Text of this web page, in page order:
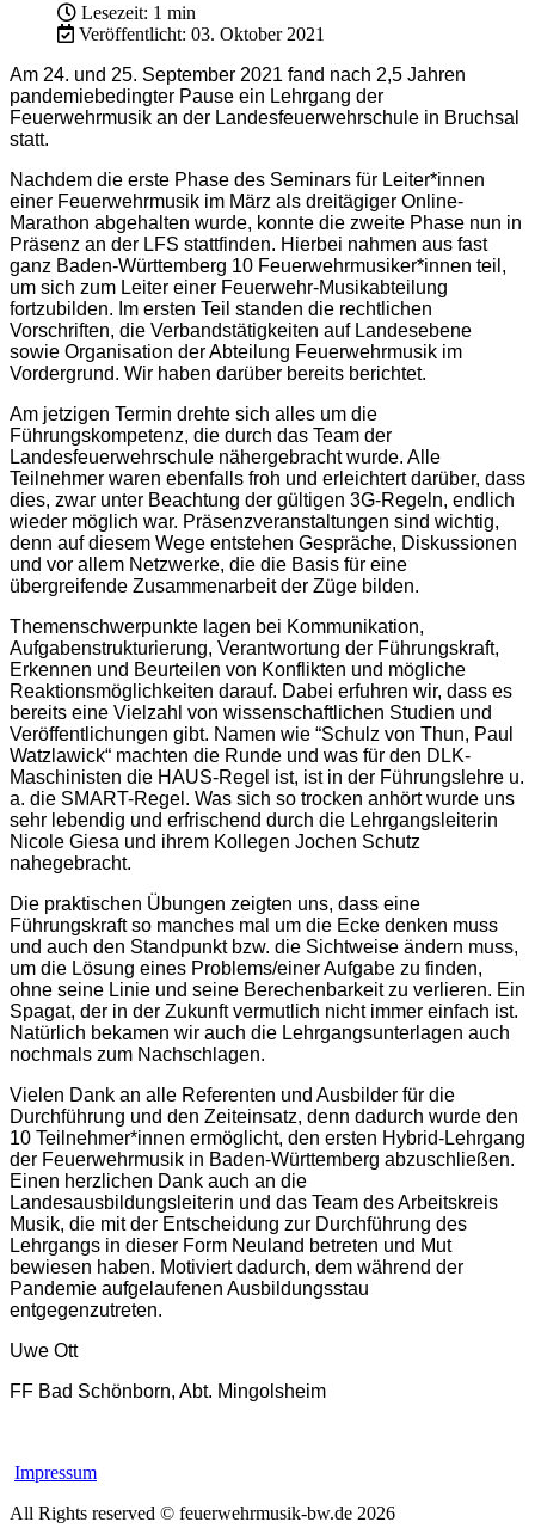
Lesezeit: 1 min
Veröffentlicht: 03. Oktober 2021
Am 24. und 25. September 2021 fand nach 2,5 Jahren
pandemiebedingter Pause ein Lehrgang der
Feuerwehrmusik an der Landesfeuerwehrschule in Bruchsal
statt.
Nachdem die erste Phase des Seminars für Leiter*innen
einer Feuerwehrmusik im März als dreitägiger Online-
Marathon abgehalten wurde, konnte die zweite Phase nun in
Präsenz an der LFS stattfinden. Hierbei nahmen aus fast
ganz Baden-Württemberg 10 Feuerwehrmusiker*innen teil,
um sich zum Leiter einer Feuerwehr-Musikabteilung
fortzubilden. Im ersten Teil standen die rechtlichen
Vorschriften, die Verbandstätigkeiten auf Landesebene
sowie Organisation der Abteilung Feuerwehrmusik im
Vordergrund. Wir haben darüber bereits berichtet.
Am jetzigen Termin drehte sich alles um die
Führungskompetenz, die durch das Team der
Landesfeuerwehrschule nähergebracht wurde. Alle
Teilnehmer waren ebenfalls froh und erleichtert darüber, dass
dies, zwar unter Beachtung der gültigen 3G-Regeln, endlich
wieder möglich war. Präsenzveranstaltungen sind wichtig,
denn auf diesem Wege entstehen Gespräche, Diskussionen
und vor allem Netzwerke, die die Basis für eine
übergreifende Zusammenarbeit der Züge bilden.
Themenschwerpunkte lagen bei Kommunikation,
Aufgabenstrukturierung, Verantwortung der Führungskraft,
Erkennen und Beurteilen von Konflikten und mögliche
Reaktionsmöglichkeiten darauf. Dabei erfuhren wir, dass es
bereits eine Vielzahl von wissenschaftlichen Studien und
Veröffentlichungen gibt. Namen wie “Schulz von Thun, Paul
Watzlawick“ machten die Runde und was für den DLK-
Maschinisten die HAUS-Regel ist, ist in der Führungslehre u.
a. die SMART-Regel. Was sich so trocken anhört wurde uns
sehr lebendig und erfrischend durch die Lehrgangsleiterin
Nicole Giesa und ihrem Kollegen Jochen Schutz
nahegebracht.
Die praktischen Übungen zeigten uns, dass eine
Führungskraft so manches mal um die Ecke denken muss
und auch den Standpunkt bzw. die Sichtweise ändern muss,
um die Lösung eines Problems/einer Aufgabe zu finden,
ohne seine Linie und seine Berechenbarkeit zu verlieren. Ein
Spagat, der in der Zukunft vermutlich nicht immer einfach ist.
Natürlich bekamen wir auch die Lehrgangsunterlagen auch
nochmals zum Nachschlagen.
Vielen Dank an alle Referenten und Ausbilder für die
Durchführung und den Zeiteinsatz, denn dadurch wurde den
10 Teilnehmer*innen ermöglicht, den ersten Hybrid-Lehrgang
der Feuerwehrmusik in Baden-Württemberg abzuschließen.
Einen herzlichen Dank auch an die
Landesausbildungsleiterin und das Team des Arbeitskreis
Musik, die mit der Entscheidung zur Durchführung des
Lehrgangs in dieser Form Neuland betreten und Mut
bewiesen haben. Motiviert dadurch, dem während der
Pandemie aufgelaufenen Ausbildungsstau
entgegenzutreten.
Uwe Ott
FF Bad Schönborn, Abt. Mingolsheim
Impressum
All Rights reserved © feuerwehrmusik-bw.de 2026